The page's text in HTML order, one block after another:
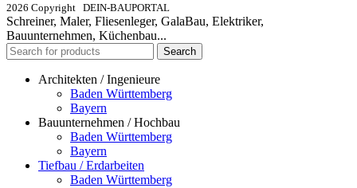
2026 Copyright DEIN-BAUPORTAL
Schreiner, Maler, Fliesenleger, GalaBau, Elektriker,
Bauunternehmen, Küchenbau...
Search
Architekten / Ingenieure
Baden Württemberg
Bayern
Bauunternehmen / Hochbau
Baden Württemberg
Bayern
Tiefbau / Erdarbeiten
Baden Württemberg